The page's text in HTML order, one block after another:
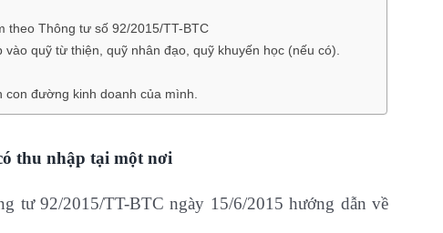
theo Thông tư số 92/2015/TT-BTC
quỹ từ thiện, quỹ nhân đạo, quỹ khuyến học (nếu có).
đường kinh doanh của mình.
thu nhập tại một nơi
tư 92/2015/TT-BTC ngày 15/6/2015 hướng dẫn về